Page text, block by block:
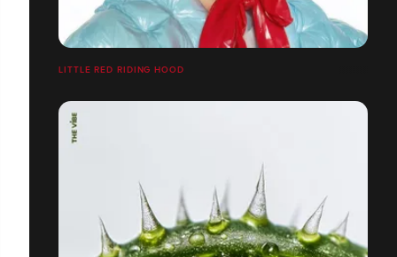
LITTLE RED RIDING HOOD